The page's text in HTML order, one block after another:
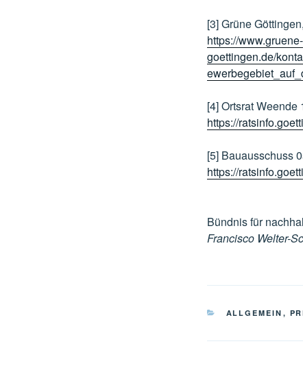
[3] Grüne
https://www.gruene-
goettingen.de/
[4] Ortsrat Weende
https://
[5] Bauausschuss
https://
Bündnis für
Francisco Welter-
KATEGORIEN
ALLGEMEIN ,